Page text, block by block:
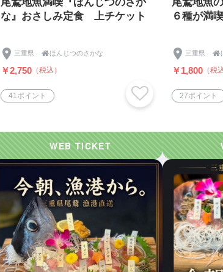
な』おさしみ定食 上チケット
三重県 ほんじつのさかな
￥2,750 （税込）
41ポイント
６種が満
三重県 
￥1,800 （税
27ポイント